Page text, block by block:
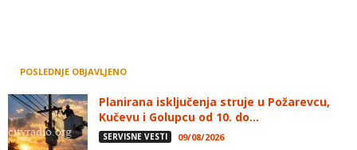
POSLEDNJE OBJAVLJENO
Planirana isključenja struje u Požarevcu,
Kučevu i Golupcu od 10. do...
SERVISNE VESTI 09/08/2026